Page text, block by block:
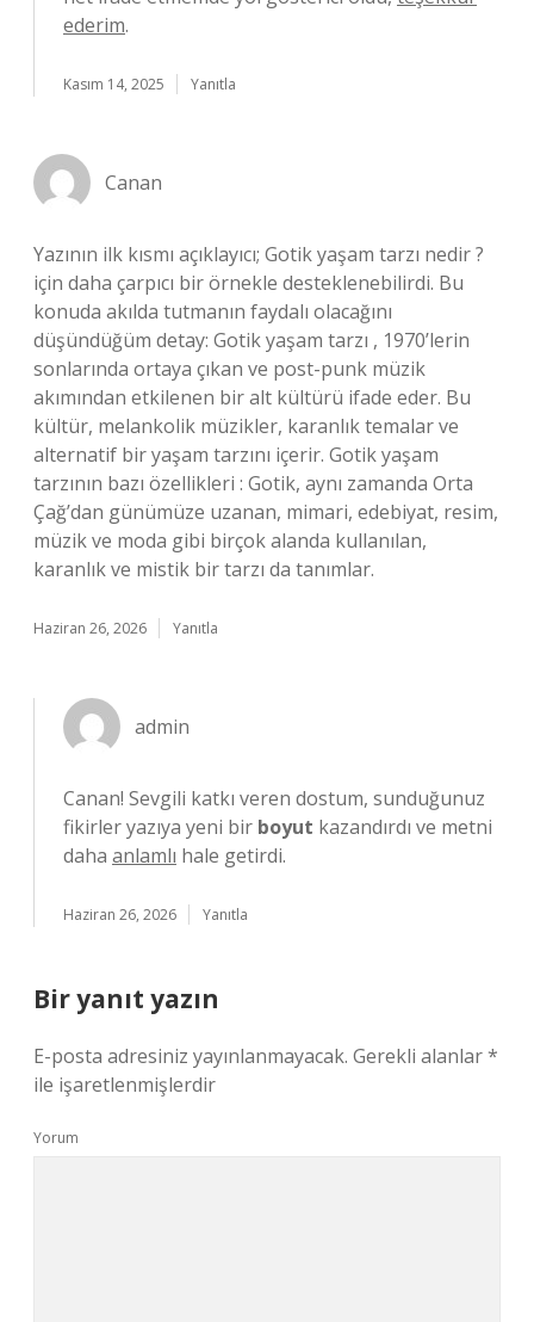
ederim.
Kasım 14, 2025 Yanıtla
Canan
Yazının ilk kısmı açıklayıcı; Gotik yaşam tarzı nedir ?
için daha çarpıcı bir örnekle desteklenebilirdi. Bu
konuda akılda tutmanın faydalı olacağını
düşündüğüm detay: Gotik yaşam tarzı , 1970’lerin
sonlarında ortaya çıkan ve post-punk müzik
akımından etkilenen bir alt kültürü ifade eder. Bu
kültür, melankolik müzikler, karanlık temalar ve
alternatif bir yaşam tarzını içerir. Gotik yaşam
tarzının bazı özellikleri : Gotik, aynı zamanda Orta
Çağ’dan günümüze uzanan, mimari, edebiyat, resim,
müzik ve moda gibi birçok alanda kullanılan,
karanlık ve mistik bir tarzı da tanımlar.
Haziran 26, 2026 Yanıtla
admin
Canan! Sevgili katkı veren dostum, sunduğunuz
fikirler yazıya yeni bir boyut kazandırdı ve metni
daha anlamlı hale getirdi.
Haziran 26, 2026 Yanıtla
Bir yanıt yazın
E-posta adresiniz yayınlanmayacak. Gerekli alanlar*
ile işaretlenmişlerdir
Yorum